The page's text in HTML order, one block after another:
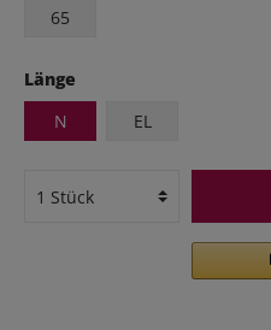
65
Länge
N
EL